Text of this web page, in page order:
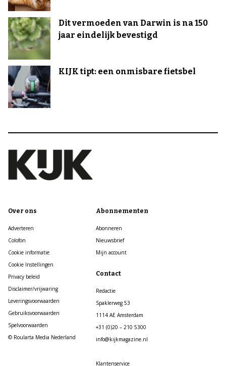
Dit vermoeden van Darwin is na 150
jaar eindelijk bevestigd
KIJK tipt: een onmisbare fietsbel
Over ons
Adverteren
Colofon
Cookie informatie
Cookie Instellingen
Privacy beleid
Disclaimer/vrijwaring
Leveringsvoorwaarden
Gebruiksvoorwaarden
Spelvoorwaarden
© Roularta Media Nederland
Abonnementen
Abonneren
Nieuwsbrief
Mijn account
Contact
Redactie
Spaklerweg 53
1114 AE Amsterdam
+31 (0)20 – 210 5300
info@kijkmagazine.nl
Klantenservice